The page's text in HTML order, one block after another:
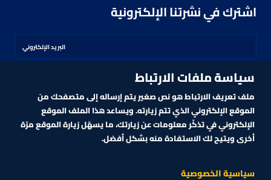
اشترك في نشرتنا الإلكترونية
اشترك
2026
CNBCARABIA.COM. ALL RIGHTS RESERVED
سياسة ملفات الارتباط
ملف تعريف الارتباط هو نص صغير يتم إرساله إلى متصفحك من
الموقع الإلكتروني الذي تتم زيارته. ويساعد هذا الملف الموقع
الإلكتروني في تذكّر معلومات عن زيارتك، ما يسهّل زيارة الموقع مرّة
أخرى ويتيح لك الاستفادة منه بشكل أفضل.
سياسية الخصوصية